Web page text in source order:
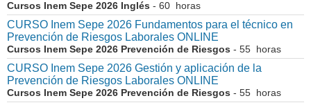
Cursos Inem Sepe 2026 Inglés - 60 horas
CURSO Inem Sepe 2026 Fundamentos para el técnico en
Prevención de Riesgos Laborales ONLINE
Cursos Inem Sepe 2026 Prevención de Riesgos - 55 horas
CURSO Inem Sepe 2026 Gestión y aplicación de la
Prevención de Riesgos Laborales ONLINE
Cursos Inem Sepe 2026 Prevención de Riesgos - 55 horas